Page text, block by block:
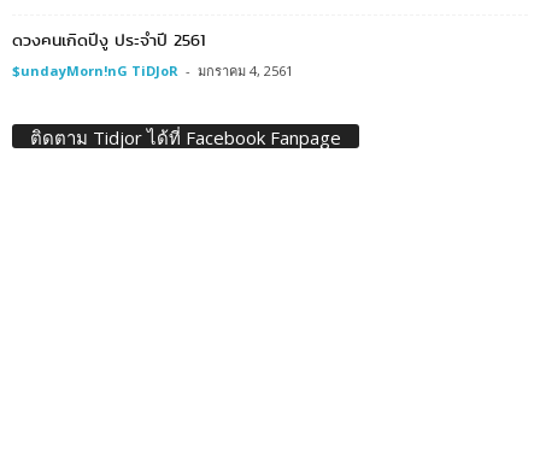
ดวงคนเกิดปีงู ประจำปี 2561
$undayMorn!nG TiDJoR - มกราคม 4, 2561
ติดตาม Tidjor ได้ที่ Facebook Fanpage